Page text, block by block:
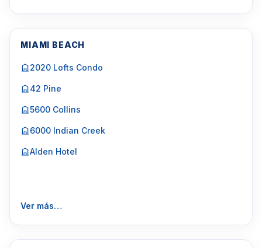
MIAMI BEACH
2020 Lofts Condo
42 Pine
5600 Collins
6000 Indian Creek
Alden Hotel
Ver más…